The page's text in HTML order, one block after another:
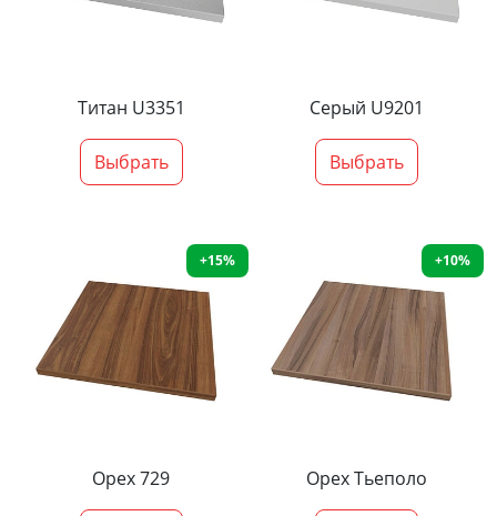
Титан U3351
Выбрать
Серый U9201
Выбрать
+15%
Орех 729
+10%
Орех Тьеполо